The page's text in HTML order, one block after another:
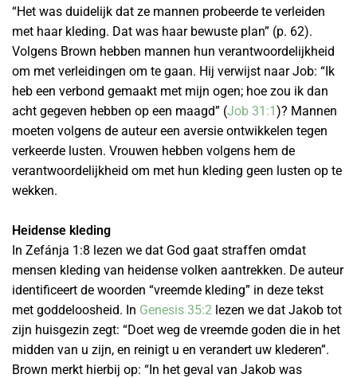
“Het was duidelijk dat ze mannen probeerde te verleiden
met haar kleding. Dat was haar bewuste plan” (p. 62).
Volgens Brown hebben mannen hun verantwoordelijkheid
om met verleidingen om te gaan. Hij verwijst naar Job: “Ik
heb een verbond gemaakt met mijn ogen; hoe zou ik dan
acht gegeven hebben op een maagd” (Job 31:1)? Mannen
moeten volgens de auteur een aversie ontwikkelen tegen
verkeerde lusten. Vrouwen hebben volgens hem de
verantwoordelijkheid om met hun kleding geen lusten op te
wekken.
Heidense kleding
In Zefánja 1:8 lezen we dat God gaat straffen omdat
mensen kleding van heidense volken aantrekken. De auteur
identificeert de woorden “vreemde kleding” in deze tekst
met goddeloosheid. In Genesis 35:2 lezen we dat Jakob tot
zijn huisgezin zegt: “Doet weg de vreemde goden die in het
midden van u zijn, en reinigt u en verandert uw klederen”.
Brown merkt hierbij op: “In het geval van Jakob was